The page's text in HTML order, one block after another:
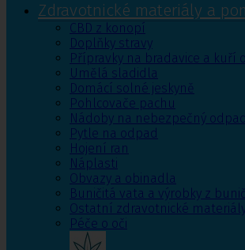
Zdravotnické materiály a
CBD z konopí
Doplňky stravy
Přípravky na bradavice a kuří
Umělá sladidla
Domácí solné jeskyně
Pohlcovače pachu
Nádoby na nebezpečný odpad
Pytle na odpad
Hojení ran
Náplasti
Obvazy a obinadla
Buničitá vata a výrobky z
Ostatní zdravotnické
Péče o oči